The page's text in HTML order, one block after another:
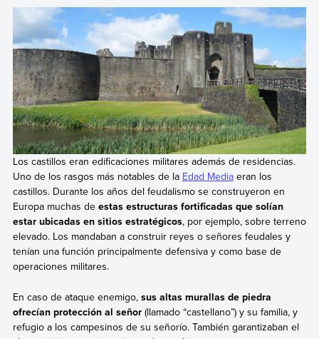
Los castillos eran edificaciones militares además de residencias.
Uno de los rasgos más notables de la Edad Mediaeran los
castillos. Durante los años del feudalismo se construyeron en
Europa muchas de estas estructuras fortificadas que solían
estar ubicadas en sitios estratégicos, por ejemplo, sobre terreno
elevado. Los mandaban a construir reyes o señores feudales y
tenían una función principalmente defensiva y como base de
operaciones militares.
En caso de ataque enemigo, sus altas murallas de piedra
ofrecían protección al señor(llamado “castellano”) y su familia, y
refugio a los campesinos de su señorío. También garantizaban el